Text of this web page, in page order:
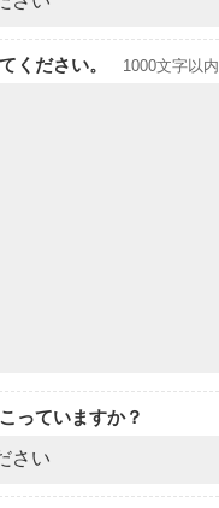
ください。 1000文字以内
っていますか？